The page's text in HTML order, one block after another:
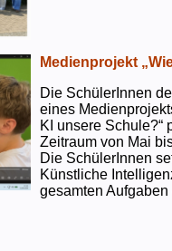
Medienprojekt
Die SchülerInnen
eines
KI unsere Schule?“
Zeitraum von Mai
Die SchülerInnen
Künstliche
gesamten